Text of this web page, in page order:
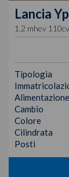
Lancia
1.2 mhev
Tipologia
Alimentazione
Cambio
Colore
Cilindrata
Posti